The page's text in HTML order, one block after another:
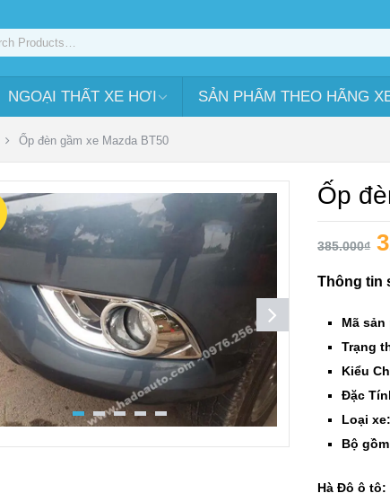
NGOẠI THẤT XE HƠI SẢN PHẨM THEO HÃNG
Ốp đèn gầm xe Mazda BT50
Ốp
385.000₫
Thông tin
Mã sản
Trạng
Kiểu
Đặc
Loại xe:
Bộ
Hà Đô ô tô: